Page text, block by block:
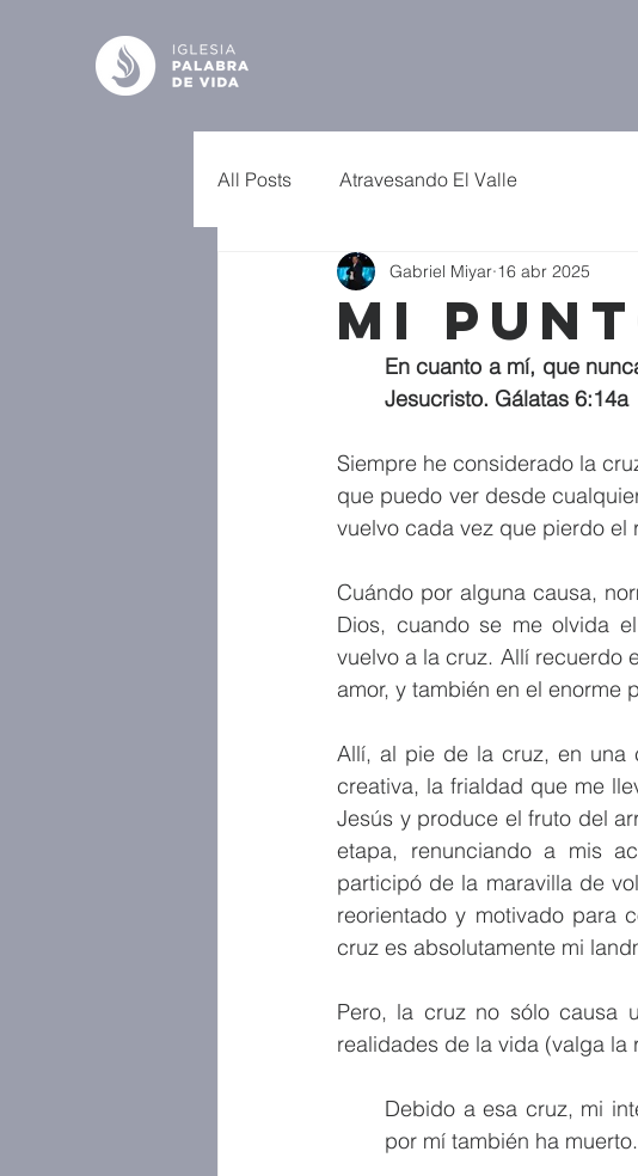
All Posts Atravesando El Valle
Mi
Gabriel Miyar 16 abr 2025
En cuanto a mí, que
Jesucristo. Gálatas 6:14a
Siempre he considerado la
que puedo ver desde
vuelvo cada vez que pierdo el
Cuándo por alguna causa,
Dios, cuando se me olvida
vuelvo a la cruz. Allí recuerdo
amor, y también en el enorme
Allí, al pie de la cruz, en una
creativa, la frialdad que me
Jesús y produce el fruto del
etapa, renunciando a mis
participó de la maravilla de
reorientado y motivado para
cruz es absolutamente mi
Pero, la cruz no sólo causa
realidades de la vida (valga
Debido a esa cruz, mi
por mí también ha muerto.